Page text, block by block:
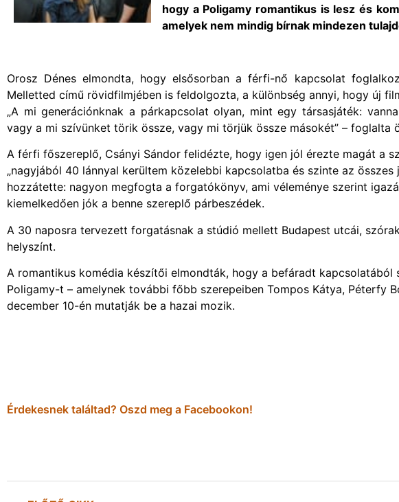
hogy a Poligamy romantikus is lesz és
amelyek nem mindig bírnak mindezen
Orosz Dénes elmondta, hogy elsősorban a férfi-nő kapcsolat
Melletted című rövidfilmjében is feldolgozta, a különbség annyi, hogy új
„A mi generációnknak a párkapcsolat olyan, mint egy társasjáték:
vagy a mi szívünket törik össze, vagy mi törjük össze másokét” – foglalta
A férfi főszereplő, Csányi Sándor felidézte, hogy igen jól érezte magát a
„nagyjából 40 lánnyal kerültem közelebbi kapcsolatba és szinte az összes
hozzátette: nagyon megfogta a forgatókönyv, ami véleménye szerint
kiemelkedően jók a benne szereplő párbeszédek.
A 30 naposra tervezett forgatásnak a stúdió mellett Budapest utcái,
helyszínt.
A romantikus komédia készítői elmondták, hogy a befáradt kapcsolatából
Poligamy-t – amelynek további főbb szerepeiben Tompos Kátya, Péterfy
december 10-én mutatják be a hazai mozik.
Érdekesnek találtad? Oszd meg a Facebookon!